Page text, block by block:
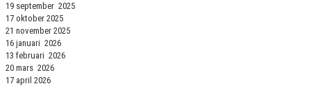
19 september 2025
17 oktober 2025
21 november 2025
16 januari 2026
13 februari 2026
20 mars 2026
17 april 2026